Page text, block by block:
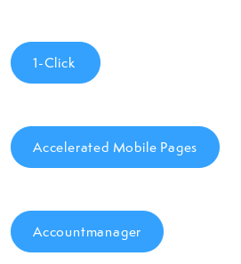
1-Click
Accelerated Mobile Pages
Accountmanager